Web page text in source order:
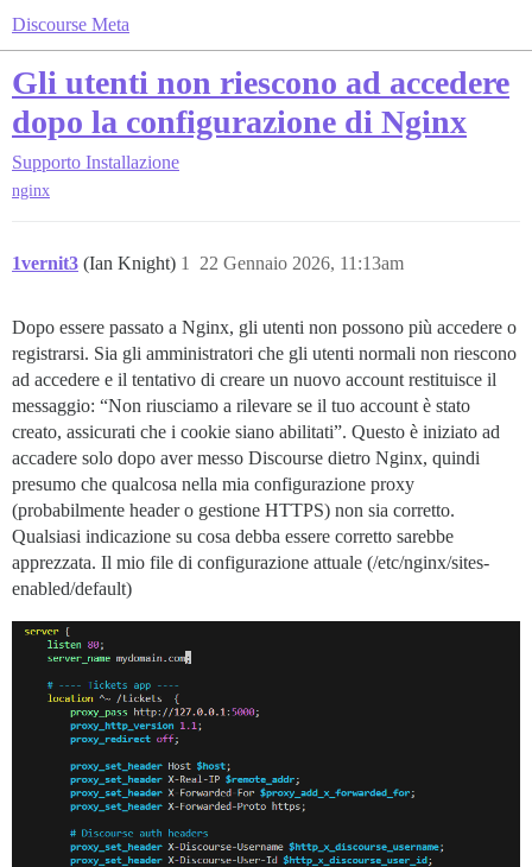
Discourse Meta
Gli utenti non riescono ad accedere
dopo la configurazione di Nginx
Supporto Installazione
nginx
1vernit3 (Ian Knight) 22 Gennaio 2026, 11:13am
1
Dopo essere passato a Nginx, gli utenti non possono più accedere o
registrarsi. Sia gli amministratori che gli utenti normali non riescono
ad accedere e il tentativo di creare un nuovo account restituisce il
messaggio: “Non riusciamo a rilevare se il tuo account è stato
creato, assicurati che i cookie siano abilitati”. Questo è iniziato ad
accadere solo dopo aver messo Discourse dietro Nginx, quindi
presumo che qualcosa nella mia configurazione proxy
(probabilmente header o gestione HTTPS) non sia corretto.
Qualsiasi indicazione su cosa debba essere corretto sarebbe
apprezzata. Il mio file di configurazione attuale (/etc/nginx/sites-
enabled/default)